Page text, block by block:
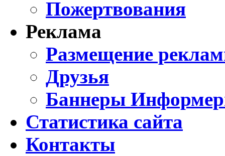
Пожертвования
Реклама
Размещение
Друзья
Баннеры
Статистика сайта
Контакты